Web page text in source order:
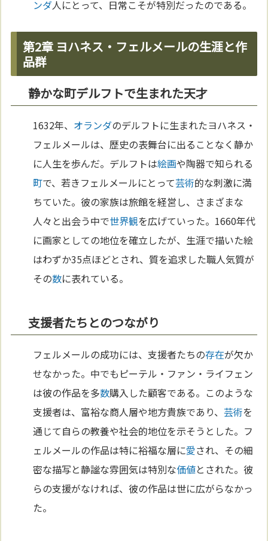
ンダ人にとって、日常こそが特別だったのである。
第2章 ヨハネス・フェルメールの生涯と作
品群
静かな町デルフトで生まれた天才
1632年、 オランダのデルフトに生まれたヨハネス・
フェルメールは、歴史の表舞台に出ることなく静か
に人生を歩んだ。デルフトは絵画や陶器で知られる
町で、若きフェルメールにとって芸術的な刺激に満
ちていた。彼の家族は旅館を経営し、さまざまな
人々と出会う中で世界観を広げていった。1660年代
に画家としての地位を確立したが、生涯で描いた絵
はわずか35点ほどとされ、質を追求した職人気質が
その数に表れている。
支援者たちとのつながり
フェルメールの成功には、支援者たちの存在が欠か
せなかった。中でもピーテル・ファン・ライフェン
は彼の作品を多数購入した顧客である。このような
支援者は、富裕な商人層や地方貴族であり、芸術を
通じて自らの教養や社会的地位を示そうとした。フ
ェルメールの作品は特に裕福な層に愛され、その細
密な描写と静謐な雰囲気は特別な価値とされた。彼
らの支援がなければ、彼の作品は世に広がらなかっ
た。